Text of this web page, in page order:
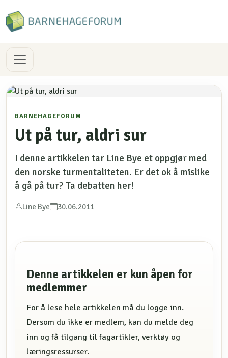
BARNEHAGEFORUM
Ut på tur, aldri sur
I denne artikkelen tar Line Bye et oppgjør med
den norske turmentaliteten. Er det ok å mislike
å gå på tur? Ta debatten her!
Line Bye 30.06.2011
Denne artikkelen er kun åpen for
medlemmer
For å lese hele artikkelen må du logge inn.
Dersom du ikke er medlem, kan du melde deg
inn og få tilgang til fagartikler, verktøy og
læringsressurser.